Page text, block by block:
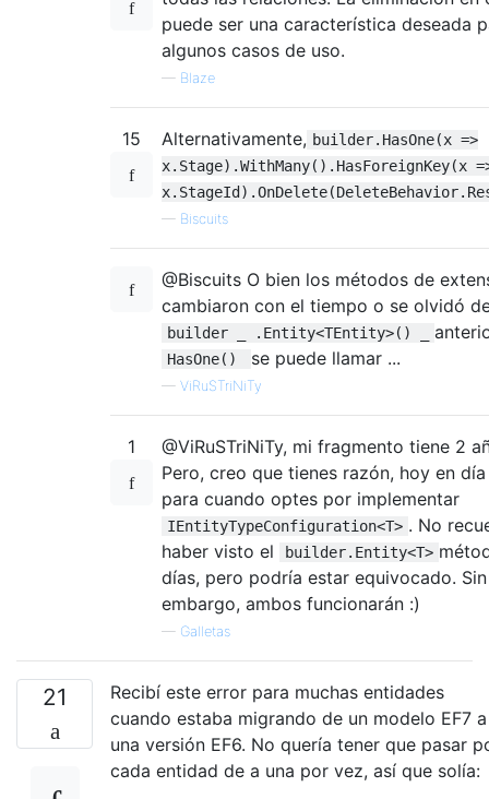
puede ser una característica deseada
algunos casos de uso.
— Blaze
15 Alternativamente, builder.HasOne(x =>
x.Stage).WithMany().HasForeignKey(x
— Biscuits
@Biscuits O bien los métodos de
cambiaron con el tiempo o se olvidó
builder _ .Entity<TEntity>() _
HasOne() se puede llamar ...
— ViRuSTriNiTy
1
@ViRuSTriNiTy, mi fragmento tiene 2
Pero, creo que tienes razón, hoy en
para cuando optes por implementar
IEntityTypeConfiguration<T> . No
haber visto el
builder.Entity<T>
días, pero podría estar equivocado. Sin
embargo, ambos funcionarán :)
— Galletas
21
Recibí este error para muchas entidades
cuando estaba migrando de un modelo EF7 a
una versión EF6. No quería tener que pasar
cada entidad de a una por vez, así que solía: